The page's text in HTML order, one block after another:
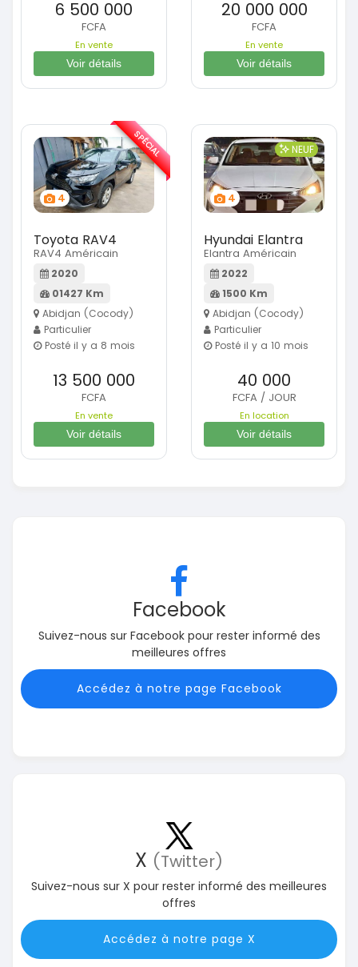
6 500 000
FCFA
En vente
Voir détails
20 000 000
FCFA
En vente
Voir détails
4
Toyota RAV4
RAV4 Américain
2020
01427 Km
Abidjan (Cocody)
Particulier
Posté il y a 8 mois
13 500 000
FCFA
En vente
Voir détails
SPÉCIAL
4
NEUF
Hyundai Elantra
Elantra Américain
2022
1500 Km
Abidjan (Cocody)
Particulier
Posté il y a 10 mois
40 000
FCFA / JOUR
En location
Voir détails
Facebook
Suivez-nous sur Facebook pour rester informé des
meilleures offres
Accédez à notre page Facebook
X (Twitter)
Suivez-nous sur X pour rester informé des meilleures
offres
Accédez à notre page X